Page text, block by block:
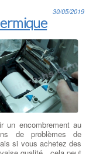
30/05/2019
un encombrement au
de problèmes de
si vous achetez des